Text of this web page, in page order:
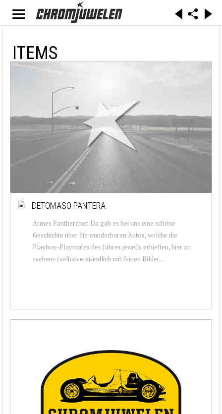
ITEMS
DETOMASO PANTERA
Armes Pantherchen Da gab es bei uns eine schöne
Geschichte über die wunderbaren Autos, welche die
Playboy-Playmates des Jahres jeweils erhielten, hier zu
«sehen» (selbstverständlich mit feinen Bilder...